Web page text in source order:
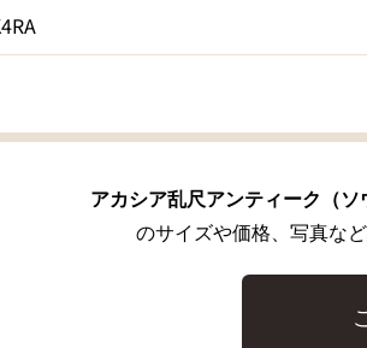
アカシア乱尺アンティーク（
のサイズや価格、写真な